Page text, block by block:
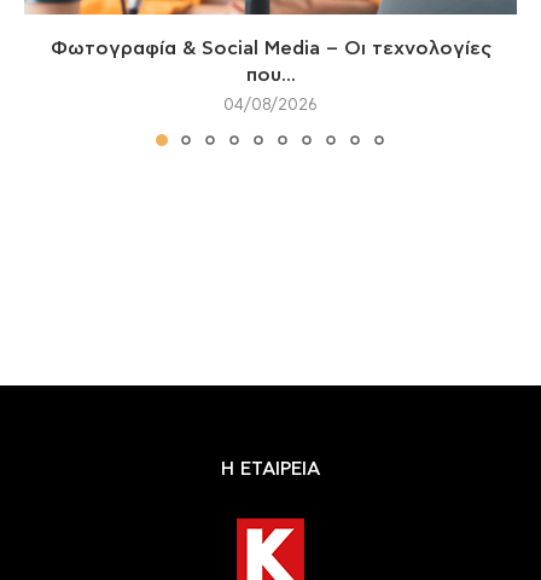
Φωτογραφία & Social Media – Οι τεχνολογίες
που...
04/08/2026
Η ΕΤΑΙΡΕΙΑ